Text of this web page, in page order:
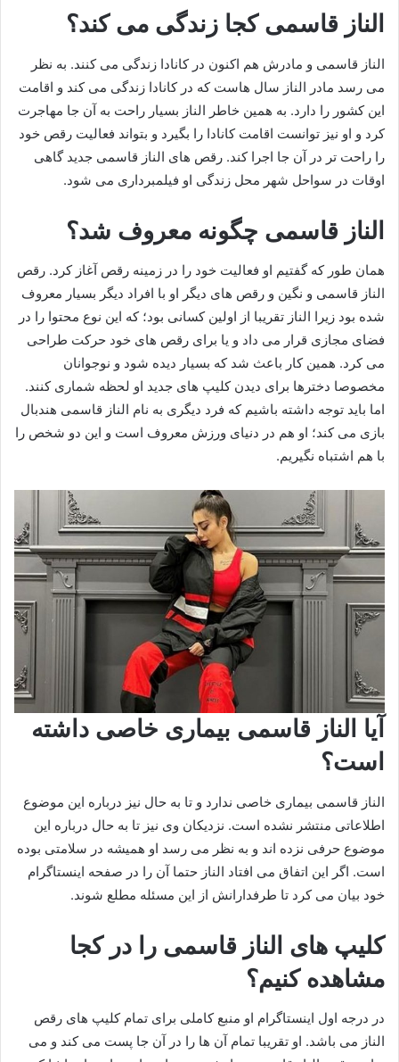
الناز قاسمی کجا زندگی می کند؟
الناز قاسمی و مادرش هم اکنون در کانادا زندگی می کنند. به نظر
می رسد مادر الناز سال هاست که در کانادا زندگی می کند و اقامت
این کشور را دارد. به همین خاطر الناز بسیار راحت به آن جا مهاجرت
کرد و او نیز توانست اقامت کانادا را بگیرد و بتواند فعالیت رقص خود
را راحت تر در آن جا اجرا کند. رقص های الناز قاسمی جدید گاهی
اوقات در سواحل شهر محل زندگی او فیلمبرداری می شود.
الناز قاسمی چگونه معروف شد؟
همان طور که گفتیم او فعالیت خود را در زمینه رقص آغاز کرد. رقص
الناز قاسمی و نگین و رقص های دیگر او با افراد دیگر بسیار معروف
شده بود زیرا الناز تقریبا از اولین کسانی بود؛ که این نوع محتوا را در
فضای مجازی قرار می داد و یا برای رقص های خود حرکت طراحی
می کرد. همین کار باعث شد که بسیار دیده شود و نوجوانان
مخصوصا دخترها برای دیدن کلیپ های جدید او لحظه شماری کنند.
اما باید توجه داشته باشیم که فرد دیگری به نام الناز قاسمی هندبال
بازی می کند؛ او هم در دنیای ورزش معروف است و این دو شخص را
با هم اشتباه نگیریم.
آیا الناز قاسمی بیماری خاصی داشته
است؟
الناز قاسمی بیماری خاصی ندارد و تا به حال نیز درباره این موضوع
اطلاعاتی منتشر نشده است. نزدیکان وی نیز تا به حال درباره این
موضوع حرفی نزده اند و به نظر می رسد او همیشه در سلامتی بوده
است. اگر این اتفاق می افتاد الناز حتما آن را در صفحه اینستاگرام
خود بیان می کرد تا طرفدارانش از این مسئله مطلع شوند.
کلیپ های الناز قاسمی را در کجا
مشاهده کنیم؟
در درجه اول اینستاگرام او منبع کاملی برای تمام کلیپ های رقص
الناز می باشد. او تقریبا تمام آن ها را در آن جا پست می کند و می